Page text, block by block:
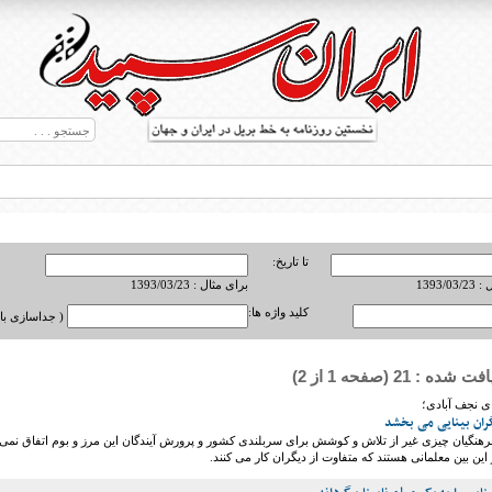
بریل در جهان
23
تا تاریخ:
برای مثال : 1393/03/23
کلید واژه ها: ( جداسازی
: 21 (صفحه 1 از 2)
نجف آبادی؛
بینایی می بخشد
چیزی غیر از تلاش و کوشش برای سربلندی کشور و پرورش آیندگان این مرز و بوم اتفاق نمی
بین معلمانی هستند که متفاوت از دیگران کار می کنند.